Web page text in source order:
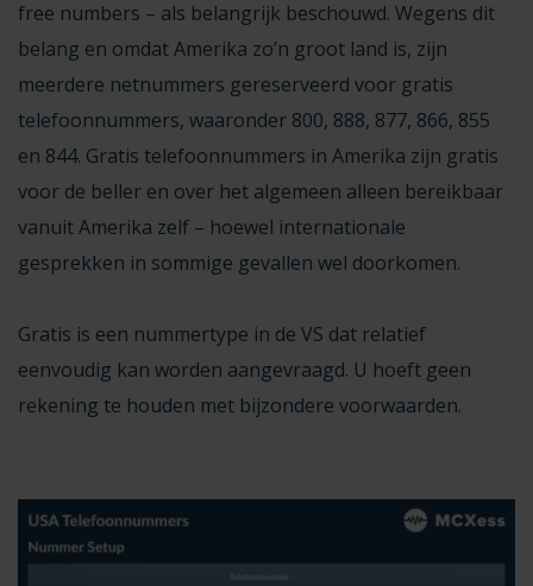
free numbers – als belangrijk beschouwd. Wegens dit
belang en omdat Amerika zo’n groot land is, zijn
meerdere netnummers gereserveerd voor gratis
telefoonnummers, waaronder 800, 888, 877, 866, 855
en 844. Gratis telefoonnummers in Amerika zijn gratis
voor de beller en over het algemeen alleen bereikbaar
vanuit Amerika zelf – hoewel internationale
gesprekken in sommige gevallen wel doorkomen.
Gratis is een nummertype in de VS dat relatief
eenvoudig kan worden aangevraagd. U hoeft geen
rekening te houden met bijzondere voorwaarden.